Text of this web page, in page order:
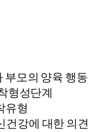
부모의 양육 행동
형성단계
유형
건강에 대한 의견